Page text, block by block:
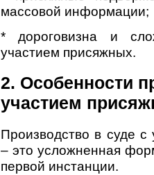
массовой информации;
* дороговизна и
участием присяжных.
2. Особенности
участием
Производство в суде
– это усложненная
первой инстанции.